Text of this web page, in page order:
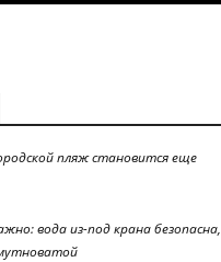
пляж становится еще
вода из-под крана безопасна,